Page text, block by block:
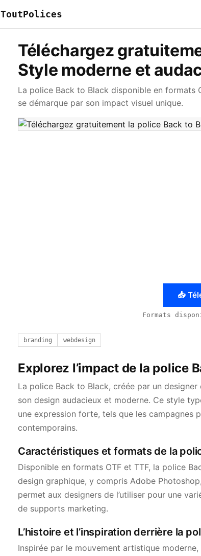
ToutPolices
Téléchargez
Style moderne et
La police Back to Black disponible en formats
se démarque par son impact visuel unique.
📥
Formats
branding webdesign
Explorez l’impact de la police
La police Back to Black, créée par un
son design audacieux et moderne. Ce style
une expression forte, tels que les campagnes
contemporains.
Caractéristiques et formats de la
Disponible en formats OTF et TTF, la police
design graphique, y compris Adobe
permet aux designers de l’utiliser pour une
de supports marketing.
L’histoire et l’inspiration derrière la
Inspirée par le mouvement artistique